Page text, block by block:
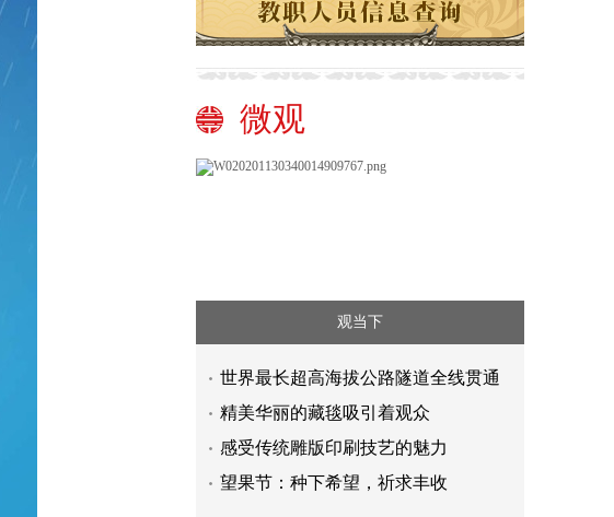
微观
观当下
世界最长超高海拔公路隧道全线贯通
精美华丽的藏毯吸引着观众
感受传统雕版印刷技艺的魅力
望果节：种下希望，祈求丰收